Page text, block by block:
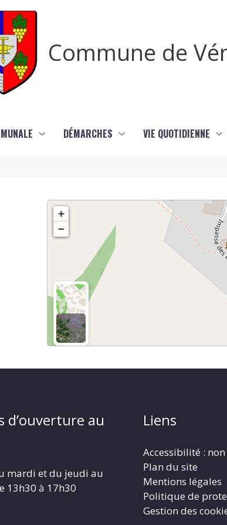
Commune de
DÉMARCHES VIE QUOTIDIENNE
+
−
d’ouverture au
mardi et du jeudi au
13h30 à 17h30
Liens
Accessibilité :
Plan du site
Mentions légales
Politique de
Gestion des